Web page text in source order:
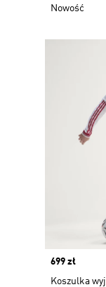
Nowość
Price
699 zł
Koszulka